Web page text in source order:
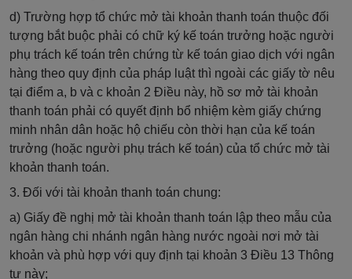
d) Trường hợp tổ chức mở tài khoản thanh toán thuộc đối
tượng bắt buộc phải có chữ ký kế toán trưởng hoặc người
phụ trách kế toán trên chứng từ kế toán giao dịch với ngân
hàng theo quy định của pháp luật thì ngoài các giấy tờ nêu
tại điểm a, b và c khoản 2 Điều này, hồ sơ mở tài khoản
thanh toán phải có quyết định bổ nhiệm kèm giấy chứng
minh nhân dân hoặc hộ chiếu còn thời hạn của kế toán
trưởng (hoặc người phụ trách kế toán) của tổ chức mở tài
khoản thanh toán.
3. Đối với tài khoản thanh toán chung:
a) Giấy đề nghị mở tài khoản thanh toán lập theo mẫu của
ngân hàng chi nhánh ngân hàng nước ngoài nơi mở tài
khoản và phù hợp với quy định tại khoản 3 Điều 13 Thông
tư này;